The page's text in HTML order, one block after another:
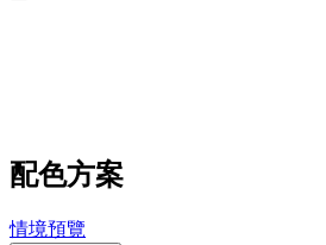
配色方案
情境預覽